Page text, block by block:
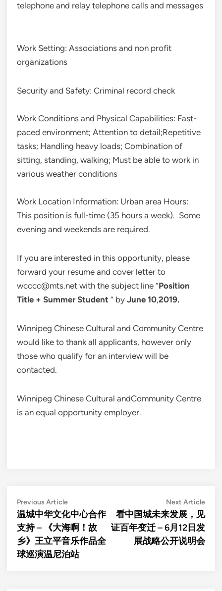
telephone and relay telephone calls and messages
Work Setting: Associations and non profit
organizations
Security and Safety: Criminal record check
Work Conditions and Physical Capabilities: Fast-
paced environment; Attention to detail;Repetitive
tasks; Handling heavy loads; Combination of
sitting, standing, walking; Must be able to work in
various weather conditions
Work Location Information: Urban area Hours:
This position is full-time (35 hours a week). Some
evening and weekends are required.
If you are interested in this opportunity, please
forward your resume and cover letter to
wcccc@mts.net with the subject line “Position
Title + Summer Student ” by June 10,2019.
Winnipeg Chinese Cultural and Community Centre
would like to thank all applicants, however only
those who qualify for an interview will be
contacted.
Winnipeg Chinese Cultural andCommunity Centre
is an equal opportunity employer.
Post
navigation
Previous ArticlePrevious
article:
温城中华文化中心合作
支持 – 《大海啊！故
乡》王立平音乐作品全
球巡演温尼泊站
Next ArticleNext
看中国城未来发展，见
证百年变迁 – 6月12日发
展战略公开说明会